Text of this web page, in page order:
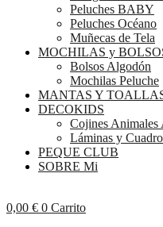
Peluches BABY
Peluches Océano
Muñecas de Tela
MOCHILAS y
Bolsos Algodón
Mochilas Peluche
MANTAS Y
DECOKIDS
Cojines Animales
Láminas y
PEQUE CLUB
SOBRE Mi
0,00 € 0 Carrito